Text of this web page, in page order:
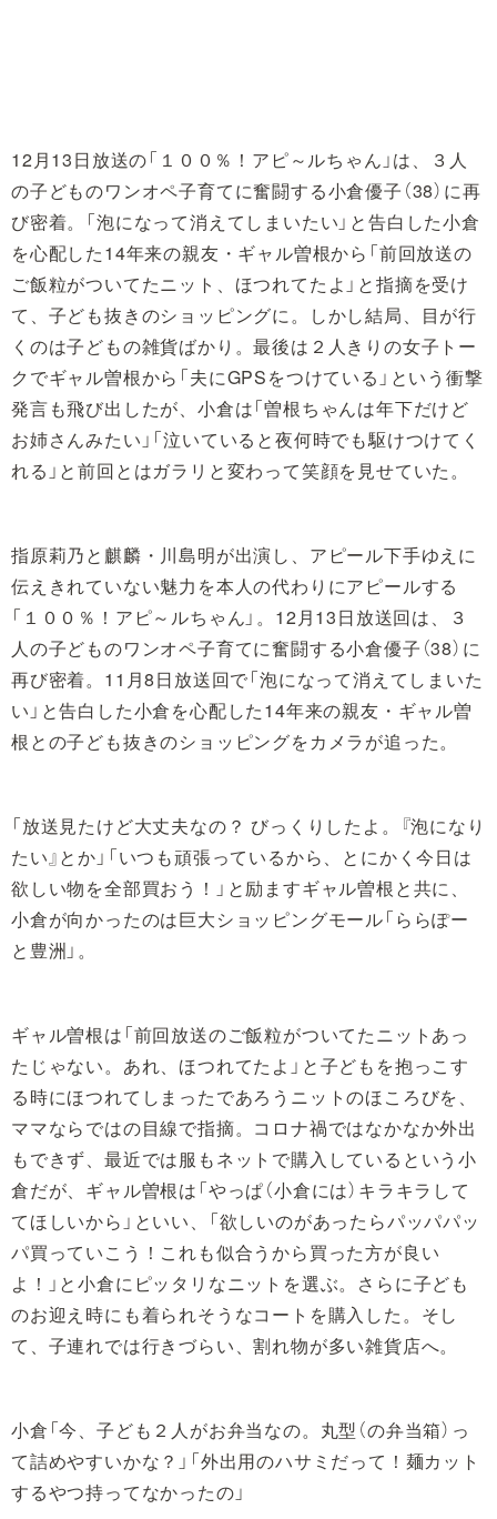
12月13日放送の「１００％！アピ～ルちゃん」は、３人
の子どものワンオペ子育てに奮闘する小倉優子（38）に再
び密着。「泡になって消えてしまいたい」と告白した小倉
を心配した14年来の親友・ギャル曽根から「前回放送の
ご飯粒がついてたニット、ほつれてたよ」と指摘を受け
て、子ども抜きのショッピングに。しかし結局、目が行
くのは子どもの雑貨ばかり。最後は２人きりの女子トー
クでギャル曽根から「夫にGPSをつけている」という衝撃
発言も飛び出したが、小倉は「曽根ちゃんは年下だけど
お姉さんみたい」「泣いていると夜何時でも駆けつけてく
れる」と前回とはガラリと変わって笑顔を見せていた。
指原莉乃と麒麟・川島明が出演し、アピール下手ゆえに
伝えきれていない魅力を本人の代わりにアピールする
「１００％！アピ～ルちゃん」。12月13日放送回は、３
人の子どものワンオペ子育てに奮闘する小倉優子（38）に
再び密着。11月8日放送回で「泡になって消えてしまいた
い」と告白した小倉を心配した14年来の親友・ギャル曽
根との子ども抜きのショッピングをカメラが追った。
「放送見たけど大丈夫なの？ びっくりしたよ。『泡になり
たい』とか」「いつも頑張っているから、とにかく今日は
欲しい物を全部買おう！」と励ますギャル曽根と共に、
小倉が向かったのは巨大ショッピングモール「ららぽー
と豊洲」。
ギャル曽根は「前回放送のご飯粒がついてたニットあっ
たじゃない。あれ、ほつれてたよ」と子どもを抱っこす
る時にほつれてしまったであろうニットのほころびを、
ママならではの目線で指摘。コロナ禍ではなかなか外出
もできず、最近では服もネットで購入しているという小
倉だが、ギャル曽根は「やっぱ（小倉には）キラキラして
てほしいから」といい、「欲しいのがあったらパッパパッ
パ買っていこう！これも似合うから買った方が良い
よ！」と小倉にピッタリなニットを選ぶ。さらに子ども
のお迎え時にも着られそうなコートを購入した。そし
て、子連れでは行きづらい、割れ物が多い雑貨店へ。
小倉「今、子ども２人がお弁当なの。丸型（の弁当箱）っ
て詰めやすいかな？」「外出用のハサミだって！麺カット
するやつ持ってなかったの」